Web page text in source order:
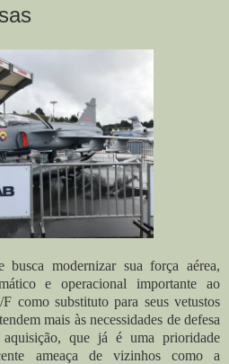
modernizar sua força aérea,
e operacional importante ao
como substituto para seus vetustos
mais às necessidades de defesa
que já é uma prioridade
ameaça de vizinhos como a